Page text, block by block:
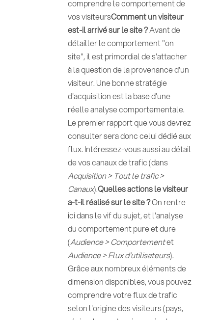
comprendre le comportement de
vos visiteursComment un visiteur
est-il arrivé sur le site ?Avant de
détailler le comportement "on
site", il est primordial de s'attacher
à la question de la provenance d'un
visiteur. Une bonne stratégie
d'acquisition est la base d'une
réelle analyse comportementale.
Le premier rapport que vous devrez
consulter sera donc celui dédié aux
flux. Intéressez-vous aussi au détail
de vos canaux de trafic (dans
Acquisition > Tout le trafic >
Canaux).Quelles actions le visiteur
a-t-il réalisé sur le site ?On rentre
ici dans le vif du sujet, et l'analyse
du comportement pure et dure
(Audience > Comportementet
Audience > Flux d'utilisateurs).
Grâce aux nombreux éléments de
dimension disponibles, vous pouvez
comprendre votre flux de trafic
selon l'origine des visiteurs (pays,